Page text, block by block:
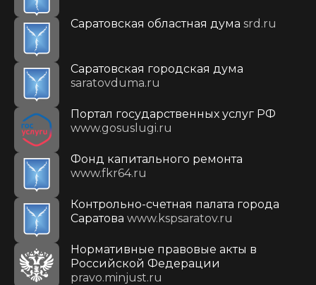
Саратовская областная дума srd.ru
Саратовская городская дума
saratovduma.ru
Портал государственных услуг РФ
www.gosuslugi.ru
Фонд капитального ремонта
www.fkr64.ru
Контрольно-счетная палата города
Саратова www.kspsaratov.ru
Нормативные правовые акты в
Российской Федерации
pravo.minjust.ru